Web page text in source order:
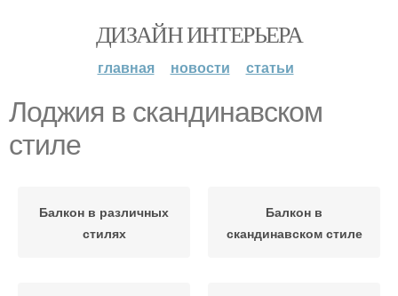
ДИЗАЙН ИНТЕРЬЕРА
главная новости статьи
Лоджия в скандинавском
стиле
Балкон в различных
стилях
Балкон в
скандинавском стиле